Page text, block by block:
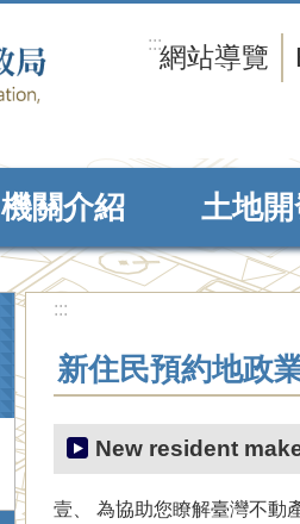
:::網站導覽
機關介紹 土地
:::
新住民預約地政
New resident
壹、 為協助您瞭解臺灣不動